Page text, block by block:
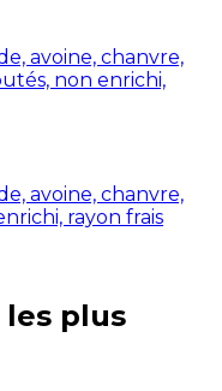
avoine, chanvre,
non enrichi,
avoine, chanvre,
rayon frais
les plus